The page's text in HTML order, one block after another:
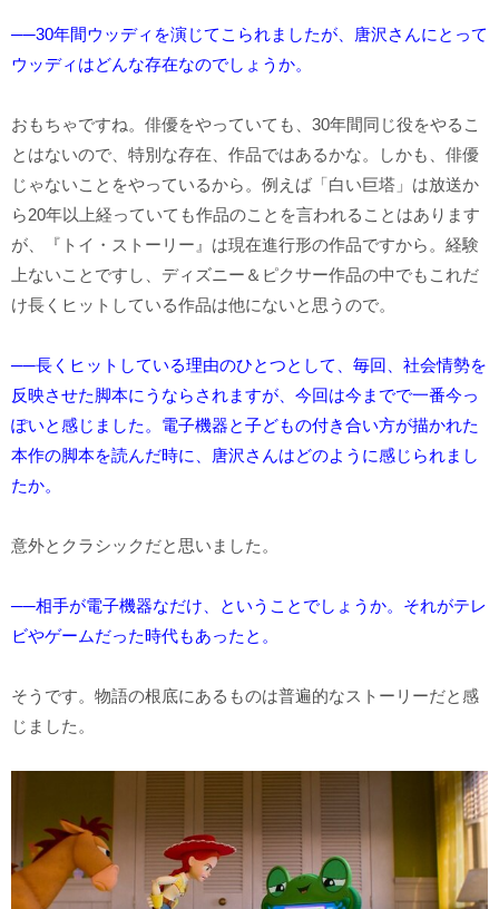
──30年間ウッディを演じてこられましたが、唐沢さんにとって
ウッディはどんな存在なのでしょうか。
おもちゃですね。俳優をやっていても、30年間同じ役をやるこ
とはないので、特別な存在、作品ではあるかな。しかも、俳優
じゃないことをやっているから。例えば「白い巨塔」は放送か
ら20年以上経っていても作品のことを言われることはあります
が、『トイ・ストーリー』は現在進行形の作品ですから。経験
上ないことですし、ディズニー＆ピクサー作品の中でもこれだ
け長くヒットしている作品は他にないと思うので。
──長くヒットしている理由のひとつとして、毎回、社会情勢を
反映させた脚本にうならされますが、今回は今までで一番今っ
ぽいと感じました。電子機器と子どもの付き合い方が描かれた
本作の脚本を読んだ時に、唐沢さんはどのように感じられまし
たか。
意外とクラシックだと思いました。
──相手が電子機器なだけ、ということでしょうか。それがテレ
ビやゲームだった時代もあったと。
そうです。物語の根底にあるものは普遍的なストーリーだと感
じました。